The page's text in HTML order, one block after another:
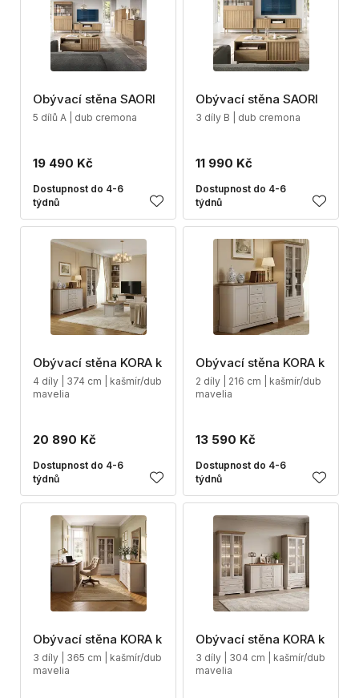
Obývací stěna SAORI
5 dílů A | dub cremona
19 490 Kč
Dostupnost do 4-6
týdnů
Obývací stěna SAORI
3 díly B | dub cremona
11 990 Kč
Dostupnost do 4-6
týdnů
Obývací stěna KORA k
4 díly | 374 cm | kašmír/dub
mavelia
20 890 Kč
Dostupnost do 4-6
týdnů
Obývací stěna KORA k
2 díly | 216 cm | kašmír/dub
mavelia
13 590 Kč
Dostupnost do 4-6
týdnů
Obývací stěna KORA k
3 díly | 365 cm | kašmír/dub
mavelia
Obývací stěna KORA k
3 díly | 304 cm | kašmír/dub
mavelia